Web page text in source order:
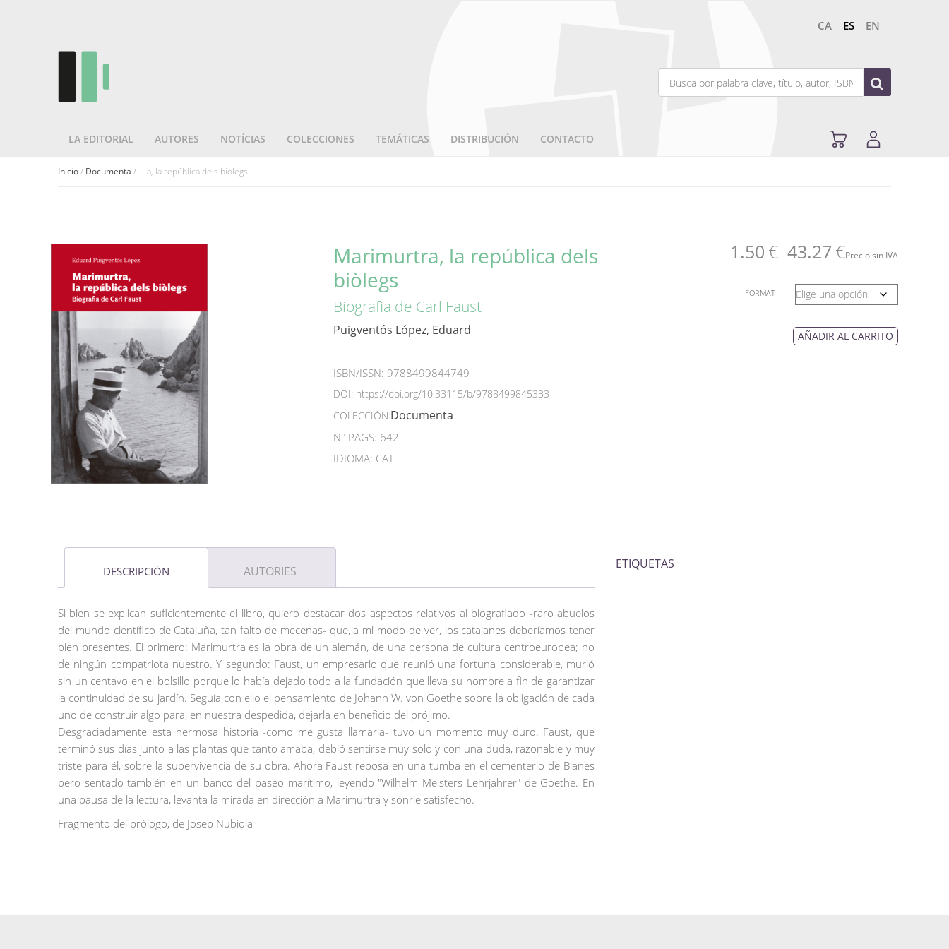
CA ES EN
LA EDITORIAL AUTORES NOTÍCIAS COLECCIONES TEMÁTICAS DISTRIBUCIÓN CONTACTO
Inicio/ Documenta / ... a, la república dels biòlegs
Marimurtra, la república dels
biòlegs
Biografia de Carl Faust
Puigventós López, Eduard
ISBN/ISSN: 9788499844749
DOI: https://doi.org/10.33115/b/9788499845333
COLECCIÓN:Documenta
N° PAGS: 642
IDIOMA: CAT
1.50 € - 43.27 €Precio sin IVA
FORMAT
AÑADIR AL CARRITO
DESCRIPCIÓN AUTORIES
Si bien se explican suficientemente el libro, quiero destacar dos aspectos relativos al biografiado -raro abuelos
del mundo científico de Cataluña, tan falto de mecenas- que, a mi modo de ver, los catalanes deberíamos tener
bien presentes. El primero: Marimurtra es la obra de un alemán, de una persona de cultura centroeuropea; no
de ningún compatriota nuestro. Y segundo: Faust, un empresario que reunió una fortuna considerable, murió
sin un centavo en el bolsillo porque lo había dejado todo a la fundación que lleva su nombre a fin de garantizar
la continuidad de su jardín. Seguía con ello el pensamiento de Johann W. von Goethe sobre la obligación de cada
uno de construir algo para, en nuestra despedida, dejarla en beneficio del prójimo.
Desgraciadamente esta hermosa historia -como me gusta llamarla- tuvo un momento muy duro. Faust, que
terminó sus días junto a las plantas que tanto amaba, debió sentirse muy solo y con una duda, razonable y muy
triste para él, sobre la supervivencia de su obra. Ahora Faust reposa en una tumba en el cementerio de Blanes
pero sentado también en un banco del paseo marítimo, leyendo "Wilhelm Meisters Lehrjahrer" de Goethe. En
una pausa de la lectura, levanta la mirada en dirección a Marimurtra y sonríe satisfecho.
Fragmento del prólogo, de Josep Nubiola
ETIQUETAS